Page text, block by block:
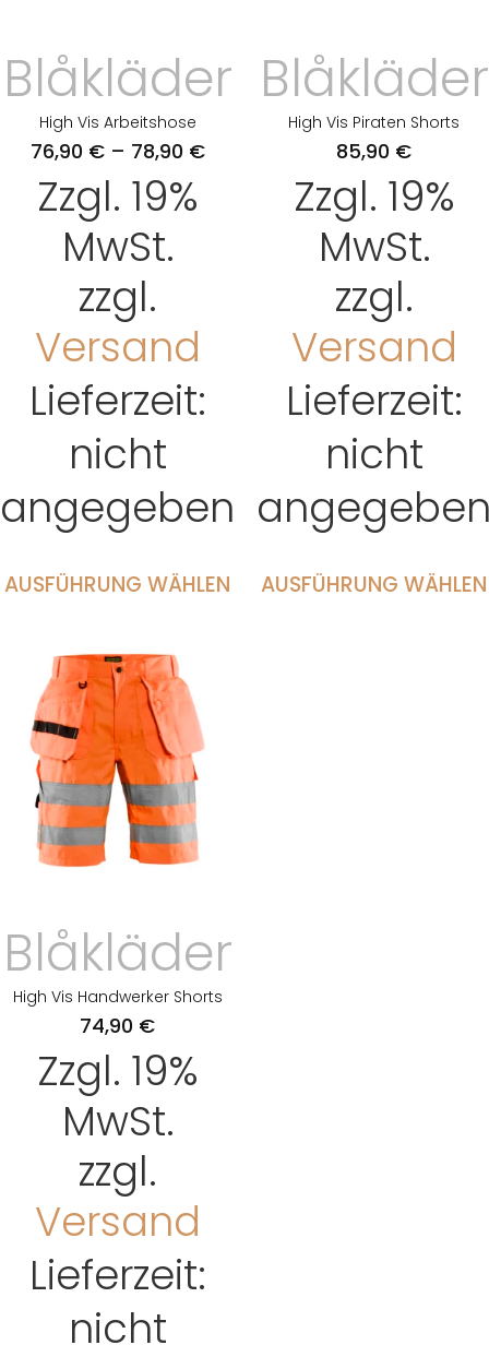
Blåkläder
High Vis Arbeitshose
76,90 € – 78,90 €
Zzgl. 19%
MwSt.
zzgl.
Versand
Lieferzeit:
nicht
angegeben
AUSFÜHRUNG WÄHLEN
Blåkläder
High Vis Piraten Shorts
85,90 €
Zzgl. 19%
MwSt.
zzgl.
Versand
Lieferzeit:
nicht
AUSFÜHRUNG WÄHLEN
Blåkläder
High Vis Handwerker Shorts
74,90 €
Zzgl. 19%
MwSt.
zzgl.
Versand
Lieferzeit:
nicht